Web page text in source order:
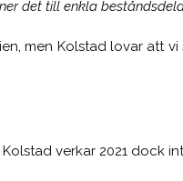
det till enkla
men Kolstad lovar att
verkar 2021 dock